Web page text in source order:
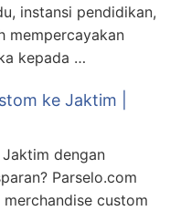
instansi pendidikan,
mempercayakan
kepada …
ke Jaktim |
dengan
Parselo.com
custom